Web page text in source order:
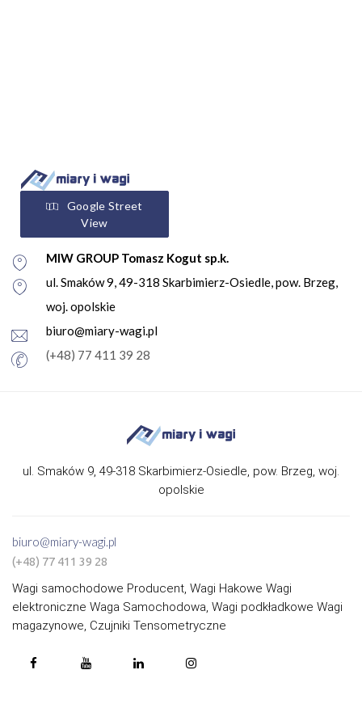
Google Street
View
MIW GROUP Tomasz Kogut sp.k.
ul. Smaków 9, 49-318 Skarbimierz-Osiedle, pow. Brzeg,
woj. opolskie
biuro@miary-wagi.pl
(+48) 77 411 39 28
ul. Smaków 9, 49-318 Skarbimierz-Osiedle, pow. Brzeg, woj.
opolskie
biuro@miary-wagi.pl
(+48) 77 411 39 28
Wagi samochodowe Producent, Wagi Hakowe Wagi
elektroniczne Waga Samochodowa, Wagi podkładkowe Wagi
magazynowe, Czujniki Tensometryczne